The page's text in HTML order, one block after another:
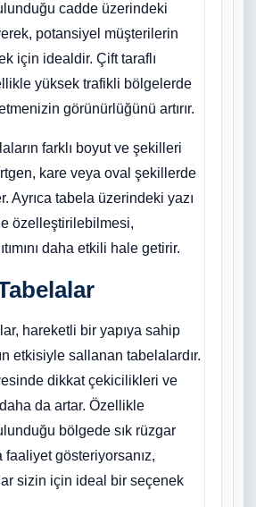
cadde üzerindeki
potansiyel müşterilerin
için idealdir. Çift taraflı
yüksek trafikli bölgelerde
görünürlüğünü artırır.
farklı boyut ve şekilleri
kare veya oval şekillerde
Ayrıca tabela üzerindeki yazı
özelleştirilebilmesi,
daha etkili hale getirir.
hareketli bir yapıya sahip
etkisiyle sallanan tabelalardır.
dikkat çekicilikleri ve
da artar. Özellikle
bölgede sık rüzgar
gösteriyorsanız,
sizin için ideal bir seçenek